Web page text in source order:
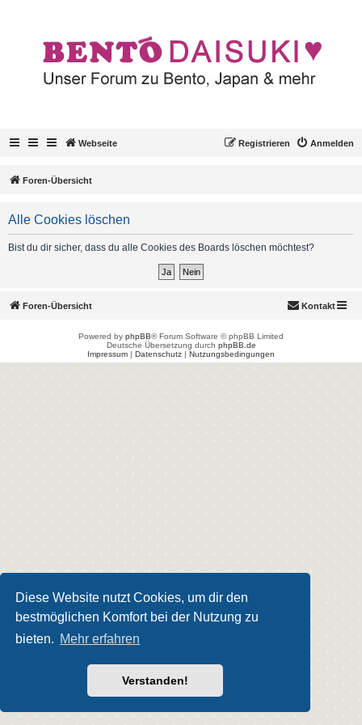
Diese Website nutzt Cookies, um dir den
bestmöglichen Komfort bei der Nutzung zu
bieten. Mehr erfahren
Verstanden!
Webseite Anmelden
Registrieren
Foren-Übersicht
Alle Cookies löschen
Bist du dir sicher, dass du alle Cookies des Boards löschen möchtest?
Foren-Übersicht Kontakt
Powered by phpBB® Forum Software © phpBB Limited
Deutsche Übersetzung durch phpBB.de
Impressum | Datenschutz | Nutzungsbedingungen